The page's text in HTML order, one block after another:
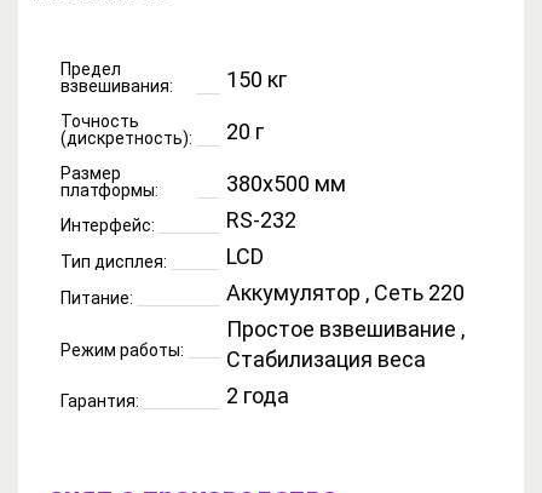
Предел
взвешивания:
150 кг
Точность
(дискретность):
20 г
Размер
платформы:
380x500 мм
Интерфейс: RS-232
Тип дисплея: LCD
Питание: Аккумулятор , Сеть 220
Режим работы:
Простое взвешивание ,
Стабилизация веса
Гарантия: 2 года